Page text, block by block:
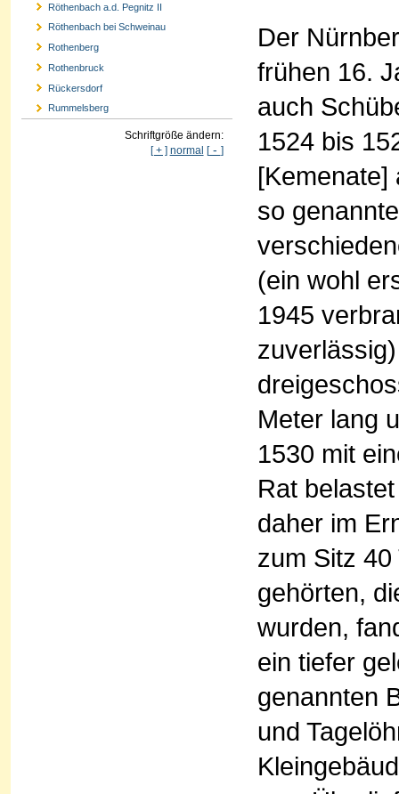
Röthenbach a.d. Pegnitz II
Röthenbach bei Schweinau
Rothenberg
Rothenbruck
Rückersdorf
Rummelsberg
Schriftgröße ändern:
[ + ] normal [- ]
Der
frühen 16.
auch
1524 bis
[Kemenate]
so
(ein wohl
1945
Meter lang
1530 mit
Rat
daher im
zum Sitz
gehörten,
wurden,
ein tiefer
genannten
und